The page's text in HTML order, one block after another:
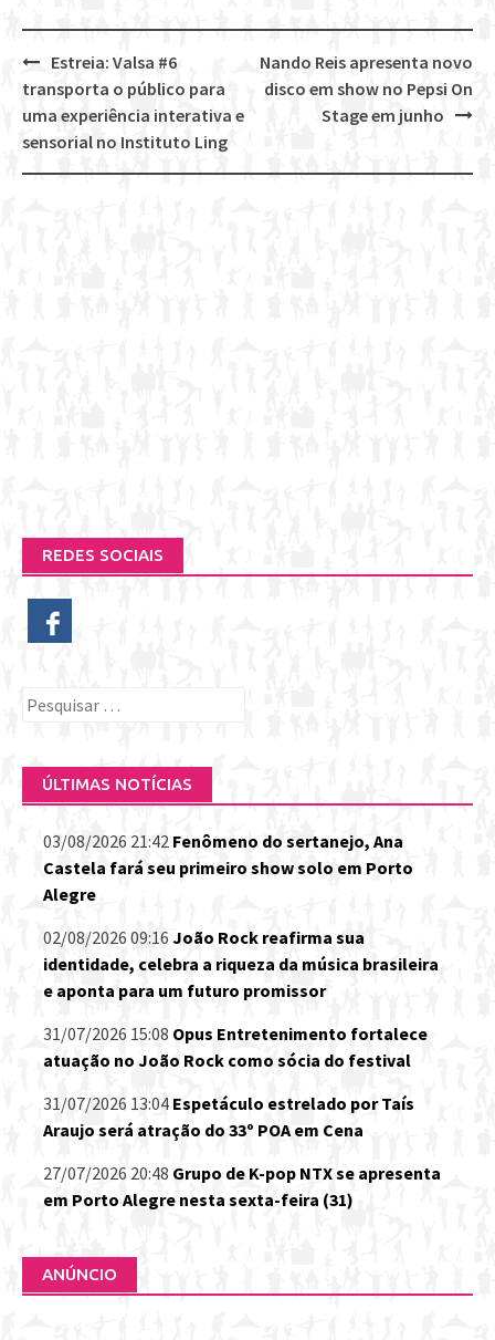
Post
navigation
Nando Reis apresenta novo
disco em show no Pepsi On
Stage em junho
Estreia: Valsa #6
transporta o público para
uma experiência interativa e
sensorial no Instituto Ling
REDES SOCIAIS
Pesquisar
ÚLTIMAS NOTÍCIAS
03/08/2026 21:42 Fenômeno do sertanejo, Ana
Castela fará seu primeiro show solo em Porto
Alegre
02/08/2026 09:16 João Rock reafirma sua
identidade, celebra a riqueza da música brasileira
e aponta para um futuro promissor
31/07/2026 15:08 Opus Entretenimento fortalece
atuação no João Rock como sócia do festival
31/07/2026 13:04 Espetáculo estrelado por Taís
Araujo será atração do 33º POA em Cena
27/07/2026 20:48 Grupo de K-pop NTX se apresenta
em Porto Alegre nesta sexta-feira (31)
ANÚNCIO